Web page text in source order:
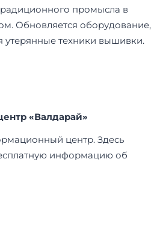
промысла в
Обновляется оборудование,
утерянные техники вышивки.
«Валдарай»
центр. Здесь
информацию об